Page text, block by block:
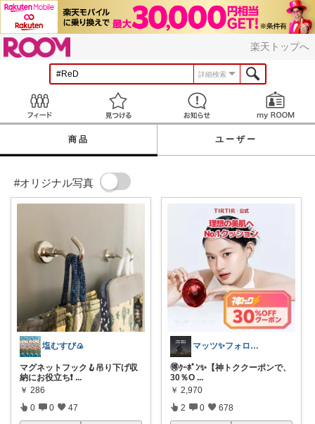
楽天トップへ
詳細検索
見つける お知らせ
商品 ユーザー
#オリジナル写真
塩むすび🍙
マグネットフック🪝吊り下げ収
納にお役立ち❗ ...
￥ 286
0 0 47
マッツ✨フォロワーさんに感謝💖
🉐ｸｰﾎﾟﾝ✨【神トククーポンで、
30％O ...
￥ 2,970
2 0 678